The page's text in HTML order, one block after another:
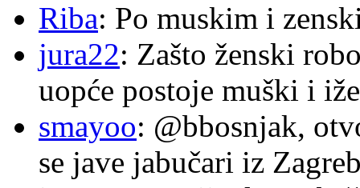
Riba: Po muskim i
jura22: Zašto ženski
uopće postoje muški i
smayoo: @bbosnjak,
se jave jabučari iz